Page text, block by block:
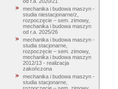
mechanika i budowa maszyn -
studia niestacjonarne/z,
rozpoczęcie – sem. zimowy,
mechanika i budowa maszyn
od r.a. 2025/26
mechanika i budowa maszyn -
studia stacjonarne,
rozpoczęcie – sem. zimowy,
mechanika i budowa maszyn
2012/13 - realizacja
zakończona
mechanika i budowa maszyn -
studia stacjonarne,